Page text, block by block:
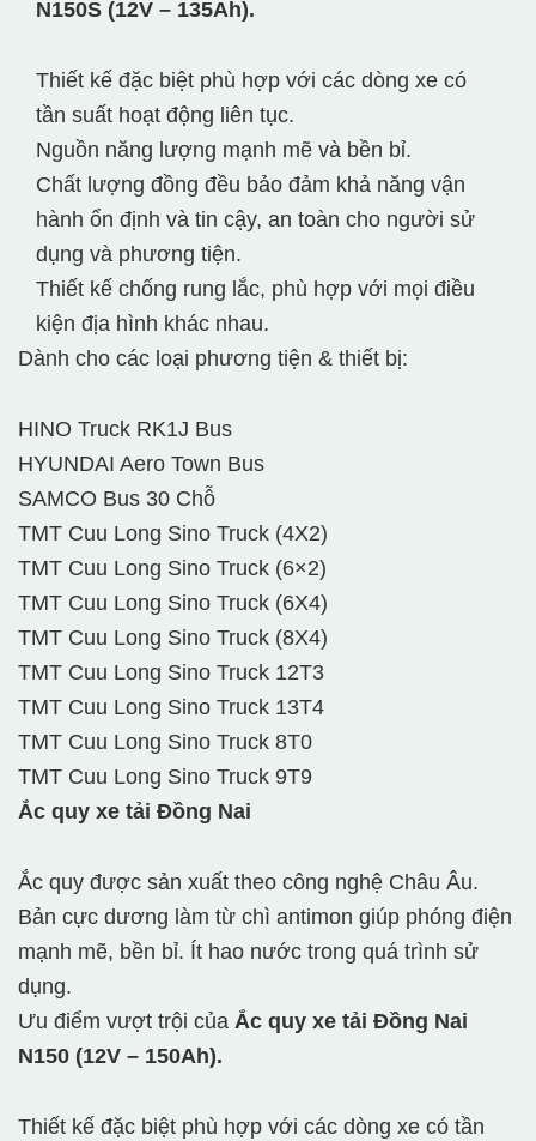
N150S (12V – 135Ah).
Thiết kế đặc biệt phù hợp với các dòng xe có
tần suất hoạt động liên tục.
Nguồn năng lượng mạnh mẽ và bền bỉ.
Chất lượng đồng đều bảo đảm khả năng vận
hành ổn định và tin cậy, an toàn cho người sử
dụng và phương tiện.
Thiết kế chống rung lắc, phù hợp với mọi điều
kiện địa hình khác nhau.
Dành cho các loại phương tiện & thiết bị:
HINO Truck RK1J Bus
HYUNDAI Aero Town Bus
SAMCO Bus 30 Chỗ
TMT Cuu Long Sino Truck (4X2)
TMT Cuu Long Sino Truck (6×2)
TMT Cuu Long Sino Truck (6X4)
TMT Cuu Long Sino Truck (8X4)
TMT Cuu Long Sino Truck 12T3
TMT Cuu Long Sino Truck 13T4
TMT Cuu Long Sino Truck 8T0
TMT Cuu Long Sino Truck 9T9
Ắc quy xe tải Đồng Nai
Ắc quy được sản xuất theo công nghệ Châu Âu.
Bản cực dương làm từ chì antimon giúp phóng điện
mạnh mẽ, bền bỉ. Ít hao nước trong quá trình sử
dụng.
Ưu điểm vượt trội của Ắc quy xe tải Đồng Nai
N150 (12V – 150Ah).
Thiết kế đặc biệt phù hợp với các dòng xe có tần